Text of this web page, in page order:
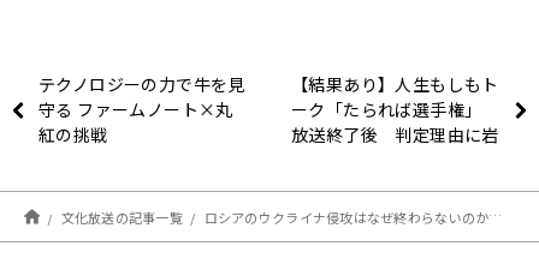
テクノロジーの力で牛を見
守る ファームノート×丸
紅の挑戦
【結果あり】人生もしもト
ーク「たられば選手権」
放送終了後 判定理由に岩
文化放送の記事一覧 ロシアのウクライナ侵攻はなぜ終わらないのか？ NATOの結束が乱れている理由も解説